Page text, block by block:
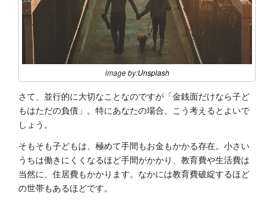
image by:Unsplash
さて、並行的に大切なことなのですが「金銭面だけなら子ど
もはただの負債」。特にあなたの場合、こう考えるとよいで
しょう。
そもそも子どもは、極めて手間もお金もかかる存在。小さい
うちは働きにくくなるほど手間がかかり、教育費や生活費は
当然に、住居費もかかります。なかには教育費破綻するほど
の世帯もあるほどです。